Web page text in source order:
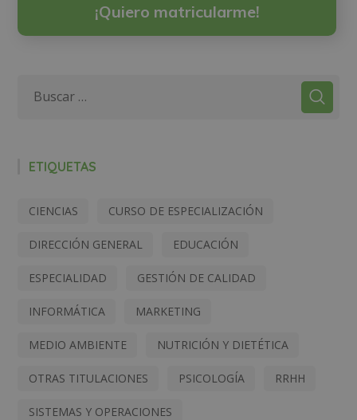
¡Quiero matricularme!
ETIQUETAS
CIENCIAS CURSO DE ESPECIALIZACIÓN
DIRECCIÓN GENERAL EDUCACIÓN
ESPECIALIDAD GESTIÓN DE CALIDAD
INFORMÁTICA MARKETING
MEDIO AMBIENTE NUTRICIÓN Y DIETÉTICA
OTRAS TITULACIONES PSICOLOGÍA RRHH
SISTEMAS Y OPERACIONES